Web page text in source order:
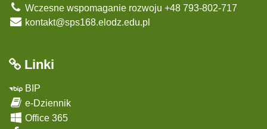
Wczesne wspomaganie rozwoju +48 793-802-717
kontakt@sps168.elodz.edu.pl
Linki
BIP
e-Dziennik
Office 365